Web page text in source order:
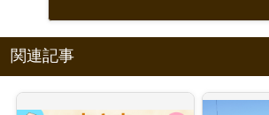
関連記事